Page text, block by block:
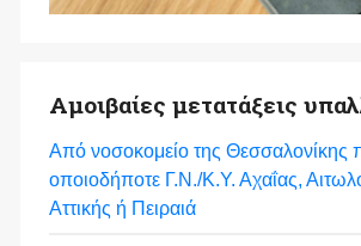
Αμοιβαίες μετατάξεις
Από νοσοκομείο της Θεσσαλονίκης
οποιοδήποτε Γ.Ν./Κ.Υ. Αχαΐας,
Αττικής ή Πειραιά